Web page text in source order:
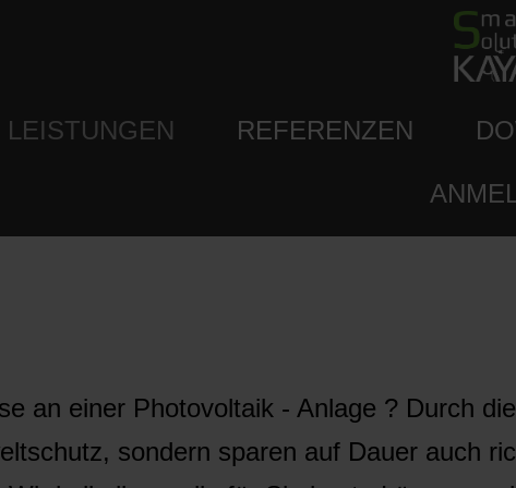
LEISTUNGEN REFERENZEN
an einer Photovoltaik - Anlage ? Durch
sondern sparen auf Dauer auch